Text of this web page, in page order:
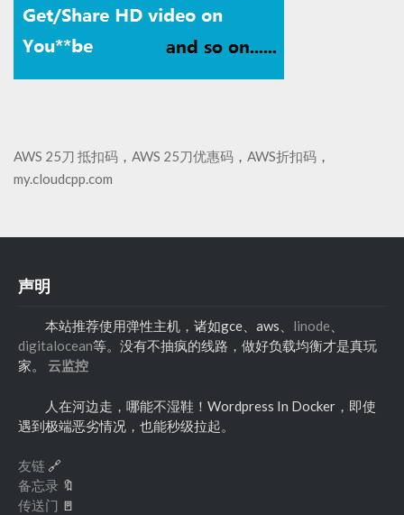
AWS 25刀 抵扣码 AWS 25刀优惠码 AWS折扣码
my.cloudcpp.com
声明
本站推荐使用弹性主机，诸如gce、aws、 linode
digitalocean等。没有不抽疯的线路，做好负载均衡才是真玩
家。 云监控
人在河边走，哪能不湿鞋！Wordpress In Docker，即使
遇到极端恶劣情况，也能秒级拉起。
友链 🔗
备忘录 🔖
传送门 🚪